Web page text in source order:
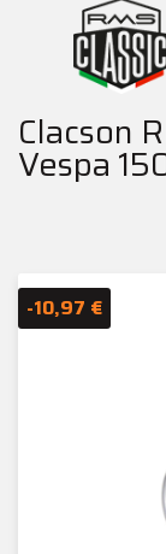
Clacson
Vespa
-10,97 €